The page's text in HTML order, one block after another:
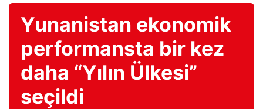
Yunanistan ekonomik
performansta bir kez
daha “Yılın Ülkesi”
seçildi